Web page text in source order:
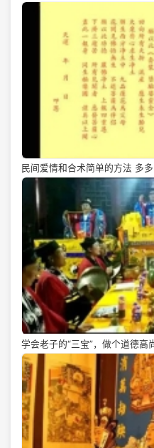
民间爱情和合术简单的方法 多
学会老子的“三宝”，做个道德高